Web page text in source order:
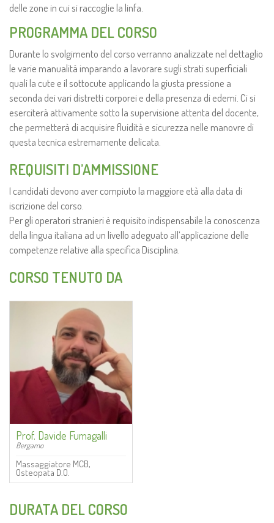
delle zone in cui si raccoglie la linfa.
PROGRAMMA DEL CORSO
Durante lo svolgimento del corso verranno analizzate nel dettaglio
le varie manualità imparando a lavorare sugli strati superficiali
quali la cute e il sottocute applicando la giusta pressione a
seconda dei vari distretti corporei e della presenza di edemi. Ci si
eserciterà attivamente sotto la supervisione attenta del docente,
che permetterà di acquisire fluidità e sicurezza nelle manovre di
questa tecnica estremamente delicata.
REQUISITI D’AMMISSIONE
I candidati devono aver compiuto la maggiore età alla data di
iscrizione del corso.
Per gli operatori stranieri è requisito indispensabile la conoscenza
della lingua italiana ad un livello adeguato all’applicazione delle
competenze relative alla specifica Disciplina.
CORSO TENUTO DA
Prof. Davide Fumagalli
Bergamo
Massaggiatore MCB,
Osteopata D.O.
DURATA DEL CORSO